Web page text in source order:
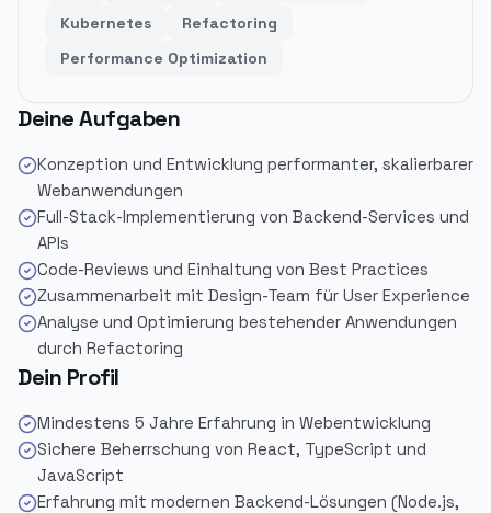
Kubernetes
Refactoring
Performance Optimization
Deine Aufgaben
Konzeption und Entwicklung performanter, skalierbarer
Webanwendungen
Full-Stack-Implementierung von Backend-Services und
APIs
Code-Reviews und Einhaltung von Best Practices
Zusammenarbeit mit Design-Team für User Experience
Analyse und Optimierung bestehender Anwendungen
durch Refactoring
Dein Profil
Mindestens 5 Jahre Erfahrung in Webentwicklung
Sichere Beherrschung von React, TypeScript und
JavaScript
Erfahrung mit modernen Backend-Lösungen (Node.js,